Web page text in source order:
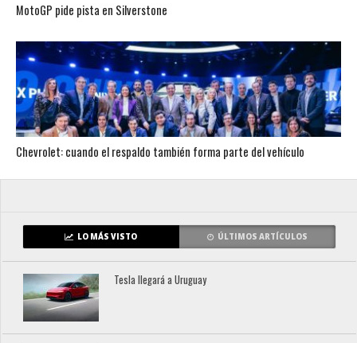
MotoGP pide pista en Silverstone
Chevrolet: cuando el respaldo también forma parte del vehículo
LO MÁS VISTO ÚLTIMOS ARTÍCULOS
Tesla llegará a Uruguay